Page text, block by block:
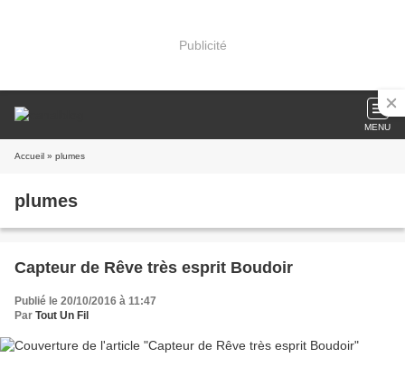
Publicité
MENU
Accueil » plumes
plumes
Capteur de Rêve très esprit Boudoir
Publié le 20/10/2016 à 11:47
Par Tout Un Fil